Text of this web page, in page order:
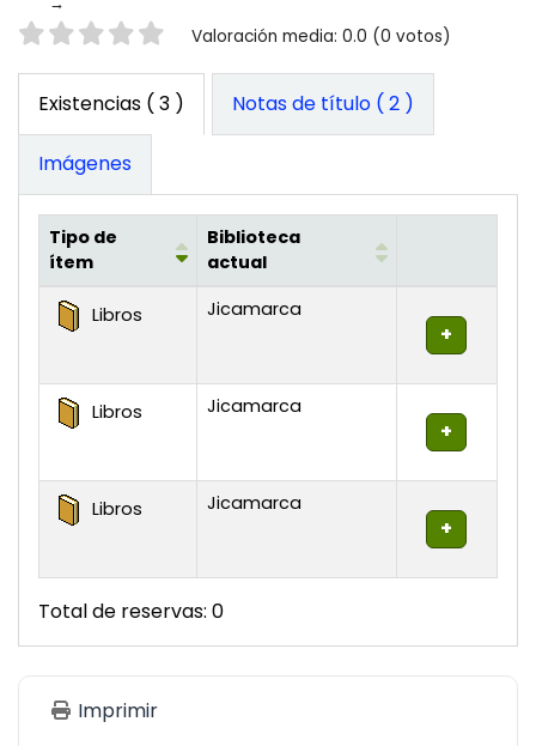
Valoración Valoración media: 0.0 (0 votos)
Existencias ( 3 ) Notas de título ( 2 )
Imágenes
Existencias
Tipo de
ítem
Biblioteca
actual
Libros Jicamarca
Libros Jicamarca
Libros Jicamarca
Total de reservas: 0
Imprimir